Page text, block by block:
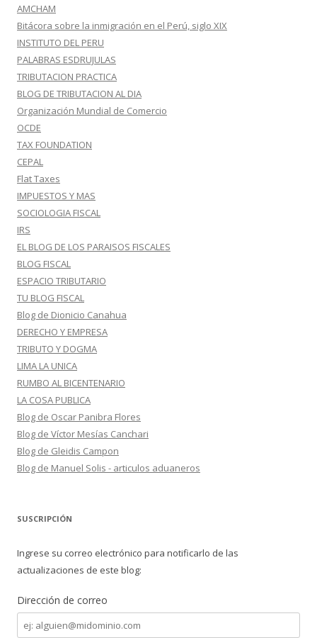
AMCHAM
Bitácora sobre la inmigración en el Perú, siglo XIX
INSTITUTO DEL PERU
PALABRAS ESDRUJULAS
TRIBUTACION PRACTICA
BLOG DE TRIBUTACION AL DIA
Organización Mundial de Comercio
OCDE
TAX FOUNDATION
CEPAL
Flat Taxes
IMPUESTOS Y MAS
SOCIOLOGIA FISCAL
IRS
EL BLOG DE LOS PARAISOS FISCALES
BLOG FISCAL
ESPACIO TRIBUTARIO
TU BLOG FISCAL
Blog de Dionicio Canahua
DERECHO Y EMPRESA
TRIBUTO Y DOGMA
LIMA LA UNICA
RUMBO AL BICENTENARIO
LA COSA PUBLICA
Blog de Oscar Panibra Flores
Blog de Víctor Mesías Canchari
Blog de Gleidis Campon
Blog de Manuel Solis - articulos aduaneros
SUSCRIPCIÓN
Ingrese su correo electrónico para notificarlo de las
actualizaciones de este blog:
Dirección de correo
Dirección
de